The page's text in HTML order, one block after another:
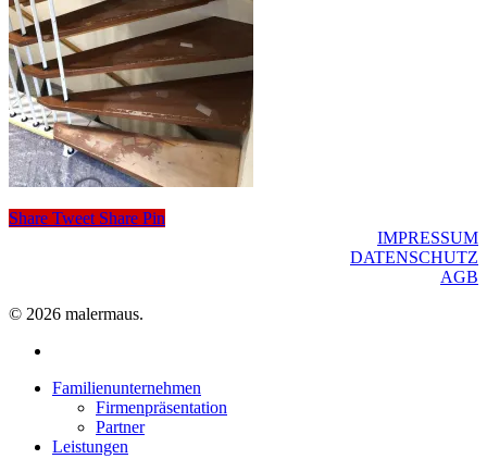
Share Tweet Share Pin
IMPRESSUM
DATENSCHUTZ
AGB
© 2026 malermaus.
Close
Familienunternehmen
Firmenpräsentation
Partner
Leistungen